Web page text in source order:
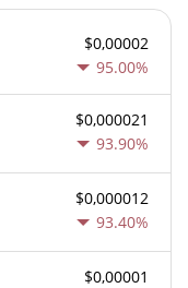
$0,00002
95.00%
$0,000021
93.90%
$0,000012
93.40%
$0,00001